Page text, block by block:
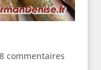
commentaires